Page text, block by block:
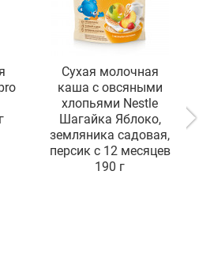
Сухая молочная
каша с овсяными
хлопьями Nestle
Шагайка Яблоко,
земляника садовая,
персик с 12 месяцев
190 г